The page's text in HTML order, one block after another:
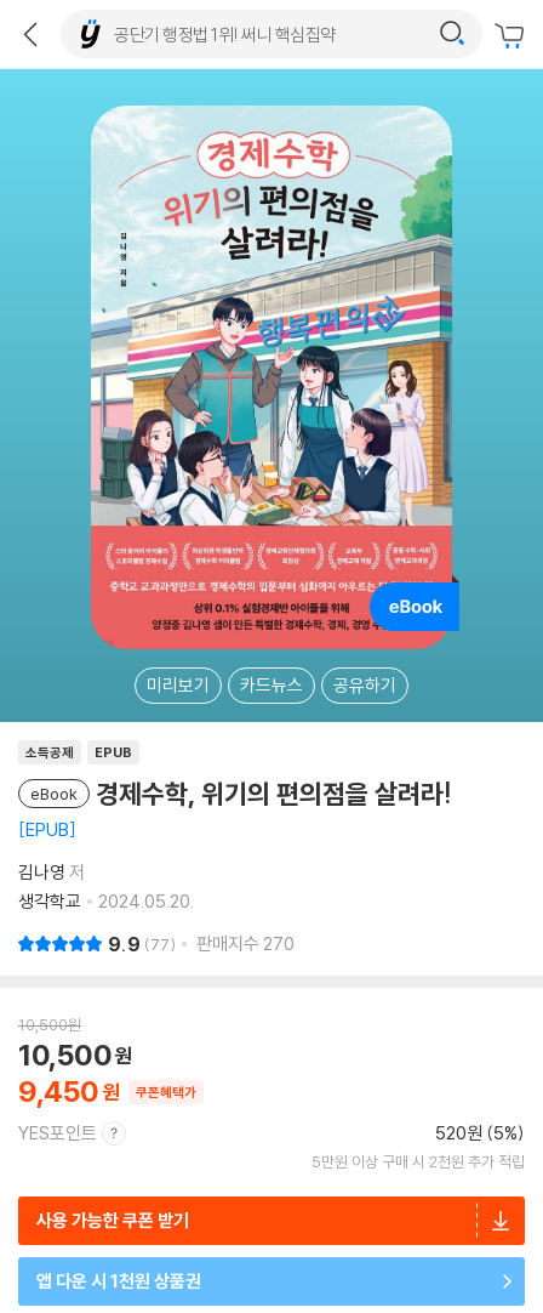
미리보기 카드뉴스 공유하기
소득공제 EPUB
eBook 경제수학, 위기의 편의점을 살려라!
EPUB
김나영 저
생각학교
2024.05.20.
9.9 77 판매지수 270
10,500원
9,450
10,500
쿠폰혜택가
YES포인트 520원 (5%)
5만원 이상 구매 시 2천원 추가 적립
사용 가능한 쿠폰 받기
앱 다운 시 1천원 상품권